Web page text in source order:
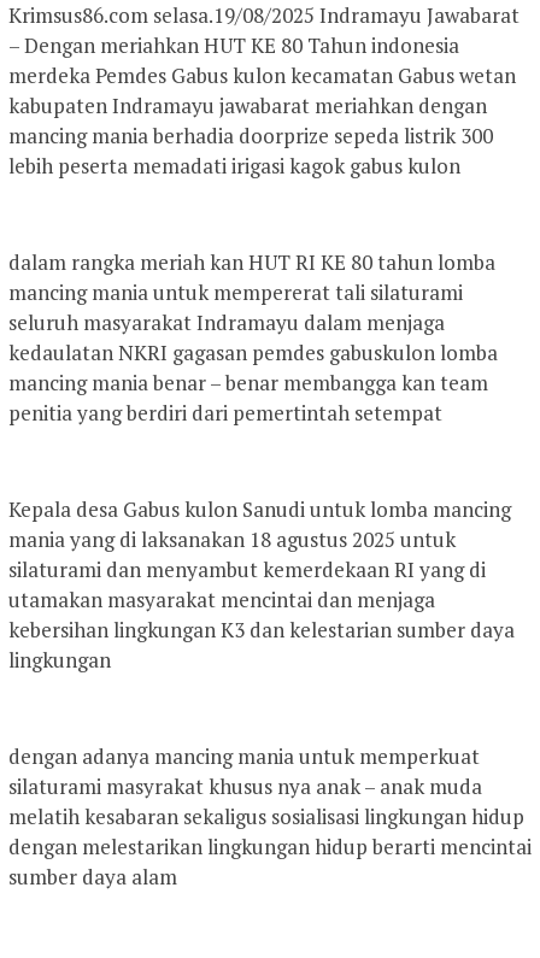
Krimsus86.com selasa.19/08/2025 Indramayu Jawabarat
– Dengan meriahkan HUT KE 80 Tahun indonesia
merdeka Pemdes Gabus kulon kecamatan Gabus wetan
kabupaten Indramayu jawabarat meriahkan dengan
mancing mania berhadia doorprize sepeda listrik 300
lebih peserta memadati irigasi kagok gabus kulon
dalam rangka meriah kan HUT RI KE 80 tahun lomba
mancing mania untuk mempererat tali silaturami
seluruh masyarakat Indramayu dalam menjaga
kedaulatan NKRI gagasan pemdes gabuskulon lomba
mancing mania benar – benar membangga kan team
penitia yang berdiri dari pemertintah setempat
Kepala desa Gabus kulon Sanudi untuk lomba mancing
mania yang di laksanakan 18 agustus 2025 untuk
silaturami dan menyambut kemerdekaan RI yang di
utamakan masyarakat mencintai dan menjaga
kebersihan lingkungan K3 dan kelestarian sumber daya
lingkungan
dengan adanya mancing mania untuk memperkuat
silaturami masyrakat khusus nya anak – anak muda
melatih kesabaran sekaligus sosialisasi lingkungan hidup
dengan melestarikan lingkungan hidup berarti mencintai
sumber daya alam